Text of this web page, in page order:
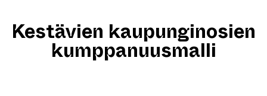
Kestävien kaupunginosien
kumppanuusmalli